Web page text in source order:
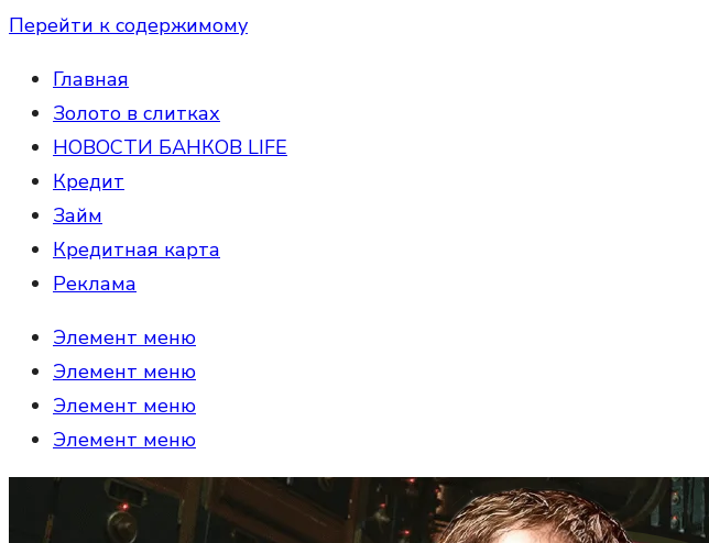
Перейти к содержимому
Главная
Золото в слитках
НОВОСТИ БАНКОВ LIFE
Кредит
Займ
Кредитная карта
Реклама
Элемент меню
Элемент меню
Элемент меню
Элемент меню